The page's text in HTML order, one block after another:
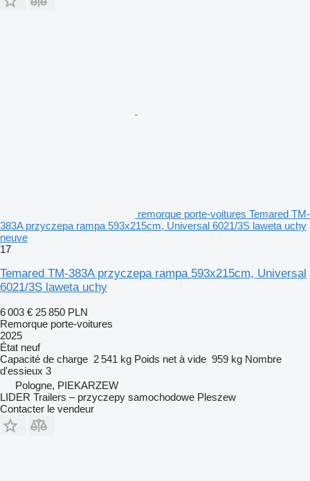
remorque porte-voitures Temared TM-
383A przyczepa rampa 593x215cm, Universal 6021/3S laweta uchy
neuve
17
Temared TM-383A przyczepa rampa 593x215cm, Universal
6021/3S laweta uchy
6 003 € 25 850 PLN
Remorque porte-voitures
2025
État neuf
Capacité de charge 2 541 kg Poids net à vide 959 kg Nombre
d'essieux 3
Pologne, PIEKARZEW
LIDER Trailers – przyczepy samochodowe Pleszew
Contacter le vendeur